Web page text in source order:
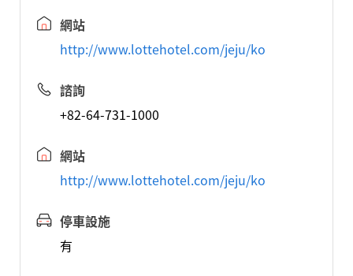
網站
http://www.lottehotel.com/jeju/ko
諮詢
+82-64-731-1000
網站
http://www.lottehotel.com/jeju/ko
停車設施
有